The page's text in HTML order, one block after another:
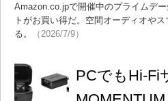
Amazon.co.jpで開催中のプライムデ
トがお買い得だ。空間オーディオや
る。
（2026/7/9）
PCでもHi-Fi